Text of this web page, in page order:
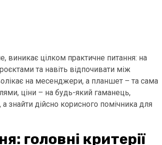
виникає цілком практичне питання: на
та навіть відпочивати між
на месенджери, а планшет – та сама
ціни – на будь-який гаманець,
знайти дійсно корисного помічника для
головні критерії